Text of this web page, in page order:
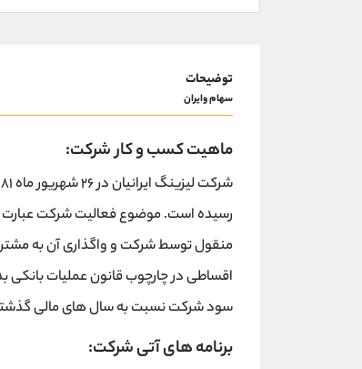
توضیحات
سهام وایران
ماهیت کسب و کار شرکت:
رسیده است. موضوع فعالیت شرکت عبارت
منقول توسط شرکت و واگذاری آن به
اقساطی در چارچوب قانون عملیات
سود شرکت نسبت به سال های مالی
برنامه های آتی شرکت: